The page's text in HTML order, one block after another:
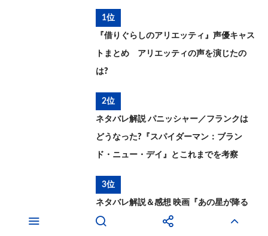
1位
『借りぐらしのアリエッティ』声優キャス
トまとめ アリエッティの声を演じたの
は?
2位
ネタバレ解説 パニッシャー／フランクは
どうなった?『スパイダーマン：ブラン
ド・ニュー・デイ』とこれまでを考察
3位
ネタバレ解説＆感想 映画『あの星が降る
丘で、君とまた出会いたい。』ラストの意